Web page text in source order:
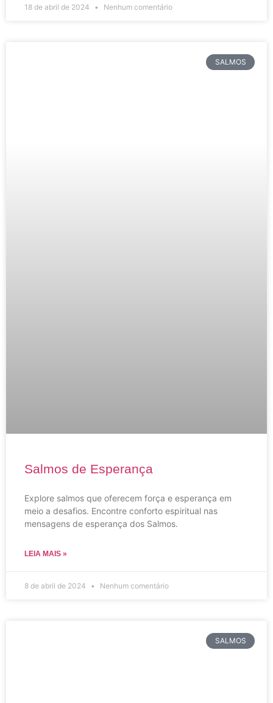
18 de abril de 2024 Nenhum comentário
SALMOS
Salmos de Esperança
Explore salmos que oferecem força e esperança em
meio a desafios. Encontre conforto espiritual nas
mensagens de esperança dos Salmos.
LEIA MAIS »
8 de abril de 2024 Nenhum comentário
SALMOS